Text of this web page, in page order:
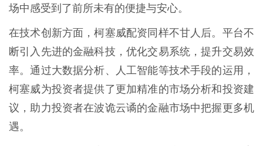
场中感受到了前所未有的便捷与安心。
在技术创新方面，柯塞威配资同样不甘人后。平台不
断引入先进的金融科技，优化交易系统，提升交易效
率。通过大数据分析、人工智能等技术手段的运用，
柯塞威为投资者提供了更加精准的市场分析和投资建
议，助力投资者在波诡云谲的金融市场中把握更多机
遇。